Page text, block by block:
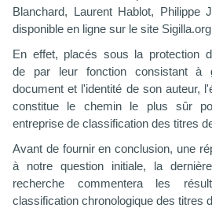
Blanchard, Laurent Hablot, Philippe
disponible en ligne sur le site
En effet, placés sous la protection
de par leur fonction consistant à
document et l'identité de son auteur,
constitue le chemin le plus sûr
entreprise de classification des titres
Avant de fournir en conclusion, une
à notre question initiale, la
recherche commentera les
classification chronologique des titres